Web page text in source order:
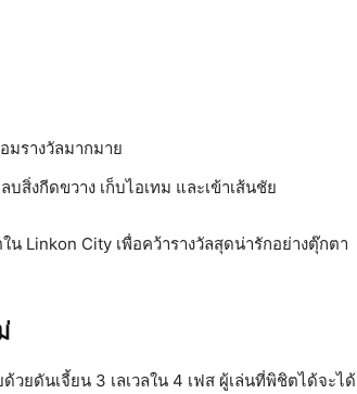
มรางวัลมากมาย
บสิ่งกีดขวาง เก็บไอเทม และเข้าเส้นชัย
Linkon City เพื่อคว้ารางวัลสุดน่ารักอย่างตุ๊กตา
วยดันเจี้ยน 3 เลเวลใน 4 เฟส ผู้เล่นที่พิชิตได้จะได้